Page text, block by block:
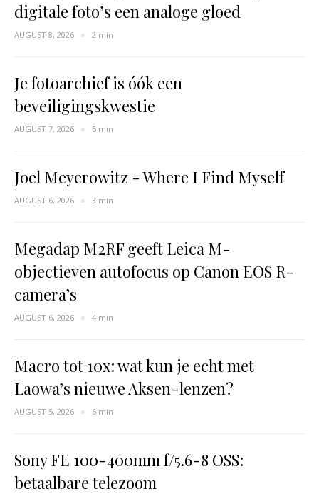
digitale foto’s een analoge gloed
AUGUST 8, 2026 2 min
Je fotoarchief is óók een
beveiligingskwestie
AUGUST 7, 2026 5 min
Joel Meyerowitz - Where I Find Myself
AUGUST 6, 2026 3 min
Megadap M2RF geeft Leica M-
objectieven autofocus op Canon EOS R-
camera’s
AUGUST 6, 2026 4 min
Macro tot 10x: wat kun je echt met
Laowa’s nieuwe Aksen-lenzen?
AUGUST 5, 2026 6 min
Sony FE 100-400mm f/5.6-8 OSS:
betaalbare telezoom